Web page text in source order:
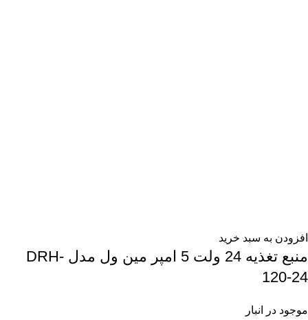
افزودن به سبد خرید
منبع تغذیه 24 ولت 5 امپر مین ول مدل DRH-
120-24
موجود در انبار